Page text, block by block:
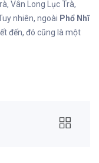
Vân Long Lục Trà,
nhiên, ngoài Phổ Nhĩ
đến, đó cũng là một